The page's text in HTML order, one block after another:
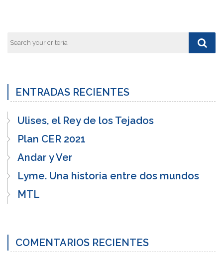
ENTRADAS RECIENTES
Ulises, el Rey de los Tejados
Plan CER 2021
Andar y Ver
Lyme. Una historia entre dos mundos
MTL
COMENTARIOS RECIENTES